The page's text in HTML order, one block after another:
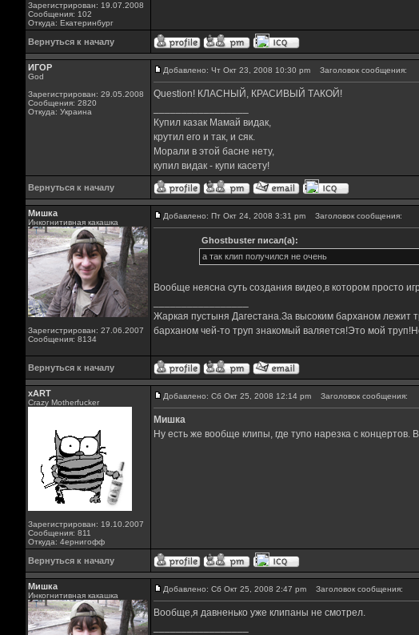
Зарегистрирован: 19.07.2008
Сообщения: 102
Откуда: Екатеринбург
Вернуться к началу
ИГОР
God
Зарегистрирован: 29.05.2008
Сообщения: 2820
Откуда: Украина
Добавлено: Чт Окт 23, 2008 10:30 pm Заголовок сообщения:
Question! КЛАСНЫЙ, КРАСИВЫЙ ТАКОЙ!
Купил казак Мамай видак,
крутил его и так, и сяк.
Морали в этой басне нету,
купил видак - купи касету!
Вернуться к началу
Мишка
Инкогнитивная какашка
Зарегистрирован: 27.06.2007
Сообщения: 8134
Добавлено: Пт Окт 24, 2008 3:31 pm Заголовок сообщения:
Ghostbuster писал(а):
а так клип получился не очень
Вообще неясна суть создания видео,в котором просто
Жаркая пустыня Дагестана.За высоким барханом лежит
барханом чей-то труп знакомый валяется!Это мой
Вернуться к началу
xART
Crazy Motherfucker
Зарегистрирован: 19.10.2007
Сообщения: 811
Откуда: 4ернигофф
Добавлено: Сб Окт 25, 2008 12:14 pm Заголовок сообщения:
Мишка
Ну есть же вообще клипы, где тупо нарезка с
Вернуться к началу
Мишка
Инкогнитивная какашка
Добавлено: Сб Окт 25, 2008 2:47 pm Заголовок сообщения:
Вообще,я давненько уже клипаны не смотрел.